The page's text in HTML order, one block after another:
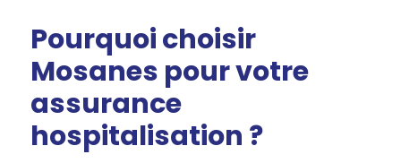
Pourquoi choisir
Mosanes pour votre
assurance
hospitalisation ?